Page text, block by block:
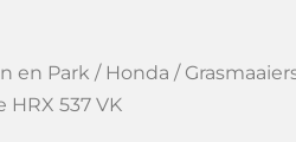
en Park / Honda /
HRX 537 VK